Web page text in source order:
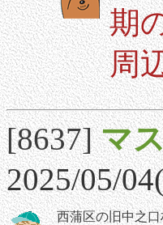
期
周
[8637]マ
2025/05/
西蒲区の旧中之